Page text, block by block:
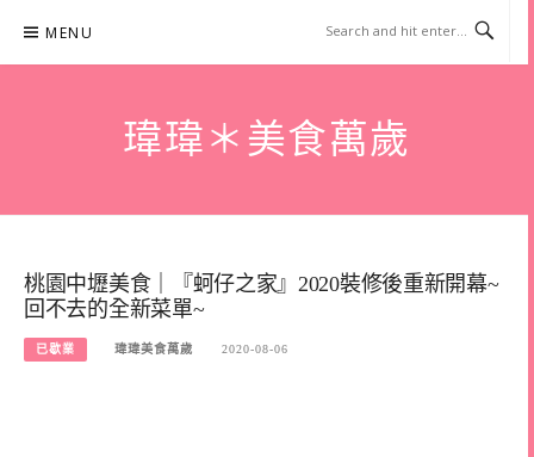
content
MENU
瑋瑋＊美食萬歲
桃園中壢美食｜『蚵仔之家』2020裝修後重新開幕~
回不去的全新菜單~
已歇業 瑋瑋美食萬歲 2020-08-06